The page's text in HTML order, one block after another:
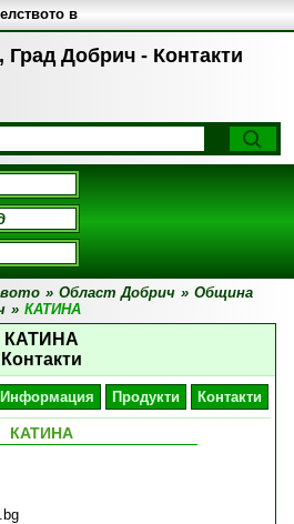
Добрич - Контакти
в
» Област Добрич » Община
» КАТИНА
КАТИНА
Контакти
Информация Продукти Контакти
КАТИНА